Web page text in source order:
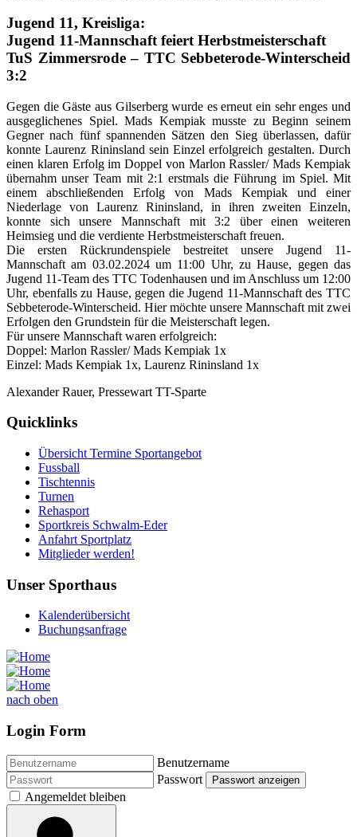
Jugend 11, Kreisliga:
Jugend 11-Mannschaft feiert Herbstmeisterschaft
TuS Zimmersrode – TTC Sebbeterode-Winterscheid
3:2
Gegen die Gäste aus Gilserberg wurde es erneut ein sehr enges und
ausgeglichenes Spiel. Mads Kempiak musste zu Beginn seinem
Gegner nach fünf spannenden Sätzen den Sieg überlassen, dafür
konnte Laurenz Rininsland sein Einzel erfolgreich gestalten. Durch
einen klaren Erfolg im Doppel von Marlon Rassler/ Mads Kempiak
übernahm unser Team mit 2:1 erstmals die Führung im Spiel. Mit
einem abschließenden Erfolg von Mads Kempiak und einer
Niederlage von Laurenz Rininsland, in ihren zweiten Einzeln,
konnte sich unsere Mannschaft mit 3:2 über einen weiteren
Heimsieg und die verdiente Herbstmeisterschaft freuen.
Die ersten Rückrundenspiele bestreitet unsere Jugend 11-
Mannschaft am 03.02.2024 um 11:00 Uhr, zu Hause, gegen das
Jugend 11-Team des TTC Todenhausen und im Anschluss um 12:00
Uhr, ebenfalls zu Hause, gegen die Jugend 11-Mannschaft des TTC
Sebbeterode-Winterscheid. Hier möchte unsere Mannschaft mit zwei
Erfolgen den Grundstein für die Meisterschaft legen.
Für unsere Mannschaft waren erfolgreich:
Doppel: Marlon Rassler/ Mads Kempiak 1x
Einzel: Mads Kempiak 1x, Laurenz Rininsland 1x
Alexander Rauer, Pressewart TT-Sparte
Quicklinks
Übersicht Termine Sportangebot
Fussball
Tischtennis
Turnen
Rehasport
Sportkreis Schwalm-Eder
Anfahrt Sportplatz
Mitglieder werden!
Unser Sporthaus
Kalenderübersicht
Buchungsanfrage
nach oben
Login Form
Benutzername
Passwort
Passwort anzeigen
Angemeldet bleiben